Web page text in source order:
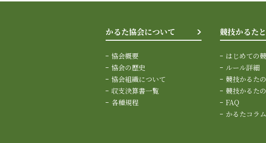
かるた協会について
協会概要
協会の歴史
協会組織について
収支決算書一覧
各種規程
競技かるた
はじめての
ルール詳細
競技かるた
競技かるた
FAQ
かるたコラム